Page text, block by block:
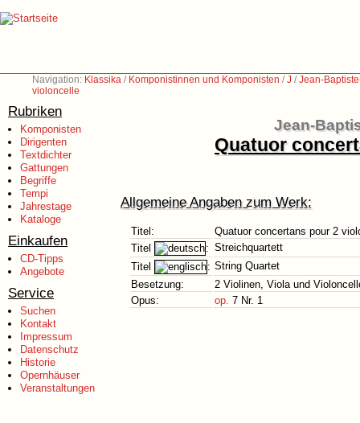
Navigation: Klassika / Komponistinnen und Komponisten /J /Jean-
violoncelle
Rubriken
Komponisten
Dirigenten
Textdichter
Gattungen
Begriffe
Tempi
Jahrestage
Kataloge
Einkaufen
CD-Tipps
Angebote
Service
Suchen
Kontakt
Impressum
Datenschutz
Historie
Opernhäuser
Veranstaltungen
Jean-
Quatuor
Allgemeine Angaben zum Werk:
Titel:
Quatuor concertans pour 2
Titel
: Streichquartett
Titel
: String Quartet
Besetzung:
2 Violinen, Viola und
Opus:
op. 7 Nr. 1